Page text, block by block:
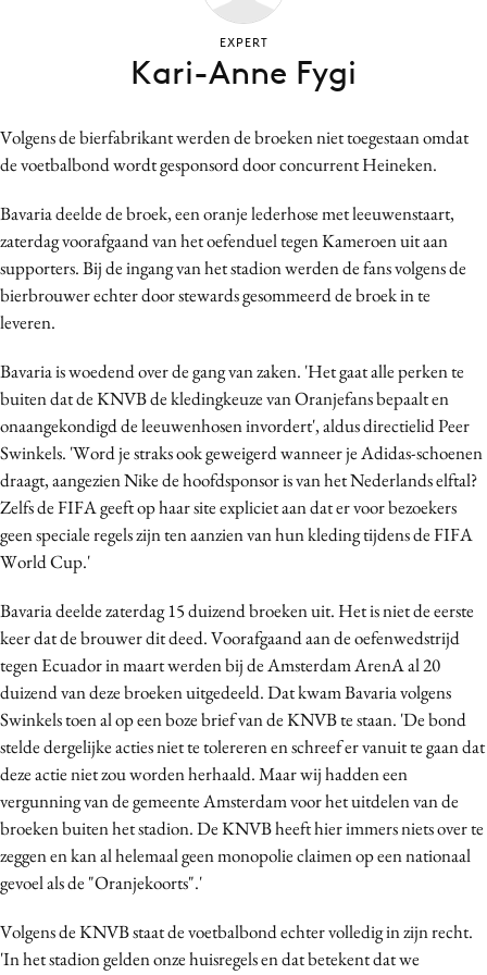
Craft
Data & Insights
Design
Digital transformation
Diversiteit
Gedragsverandering
Influencer marketing
Interne communicatie
Martech
Media
Merkstrategie
Programmatic
Purpose Marketing
Reputatie & crisis
Volgens de bierfabrikant werden de broeken niet toegestaan omdat
de voetbalbond wordt gesponsord door concurrent Heineken.
Bavaria deelde de broek, een oranje lederhose met leeuwenstaart,
zaterdag voorafgaand van het oefenduel tegen Kameroen uit aan
supporters. Bij de ingang van het stadion werden de fans volgens de
bierbrouwer echter door stewards gesommeerd de broek in te
leveren.
Bavaria is woedend over de gang van zaken. 'Het gaat alle perken te
buiten dat de KNVB de kledingkeuze van Oranjefans bepaalt en
onaangekondigd de leeuwenhosen invordert', aldus directielid Peer
Swinkels. 'Word je straks ook geweigerd wanneer je Adidas-schoenen
draagt, aangezien Nike de hoofdsponsor is van het Nederlands elftal?
Zelfs de FIFA geeft op haar site expliciet aan dat er voor bezoekers
geen speciale regels zijn ten aanzien van hun kleding tijdens de FIFA
World Cup.'
Bavaria deelde zaterdag 15 duizend broeken uit. Het is niet de eerste
keer dat de brouwer dit deed. Voorafgaand aan de oefenwedstrijd
tegen Ecuador in maart werden bij de Amsterdam ArenA al 20
duizend van deze broeken uitgedeeld. Dat kwam Bavaria volgens
Swinkels toen al op een boze brief van de KNVB te staan. 'De bond
stelde dergelijke acties niet te tolereren en schreef er vanuit te gaan dat
deze actie niet zou worden herhaald. Maar wij hadden een
vergunning van de gemeente Amsterdam voor het uitdelen van de
broeken buiten het stadion. De KNVB heeft hier immers niets over te
zeggen en kan al helemaal geen monopolie claimen op een nationaal
gevoel als de "Oranjekoorts".'
Volgens de KNVB staat de voetbalbond echter volledig in zijn recht.
'In het stadion gelden onze huisregels en dat betekent dat we
EXPERT
Kari-Anne Fygi